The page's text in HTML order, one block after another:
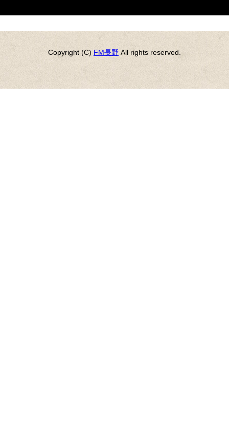
Copyright (C) FM長野 All rights reserved.